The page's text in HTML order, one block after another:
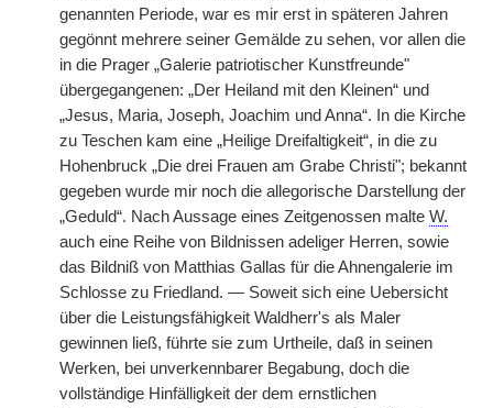
genannten Periode, war es mir erst in späteren Jahren
gegönnt mehrere seiner Gemälde zu sehen, vor allen die
in die Prager „Galerie patriotischer Kunstfreunde"
übergegangenen: „Der Heiland mit den Kleinen“ und
„Jesus, Maria, Joseph, Joachim und Anna“. In die Kirche
zu Teschen kam eine „Heilige Dreifaltigkeit“, in die zu
Hohenbruck „Die drei Frauen am Grabe Christi"; bekannt
gegeben wurde mir noch die allegorische Darstellung der
„Geduld“. Nach Aussage eines Zeitgenossen malte W.
auch eine Reihe von Bildnissen adeliger Herren, sowie
das Bildniß von Matthias Gallas für die Ahnengalerie im
Schlosse zu Friedland. — Soweit sich eine Uebersicht
über die Leistungsfähigkeit Waldherr's als Maler
gewinnen ließ, führte sie zum Urtheile, daß in seinen
Werken, bei unverkennbarer Begabung, doch die
vollständige Hinfälligkeit der dem ernstlichen